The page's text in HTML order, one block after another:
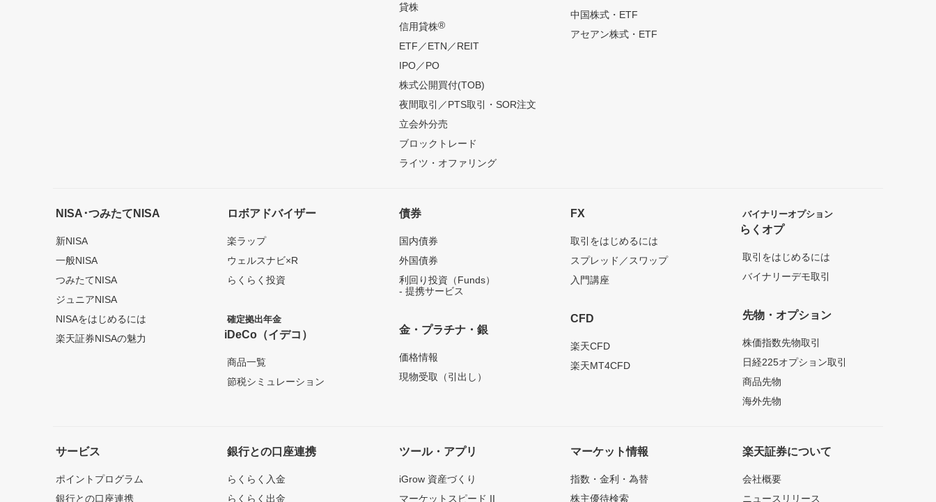
貸株
信用貸株®
ETF／ETN／REIT
IPO／PO
株式公開買付(TOB)
夜間取引／PTS取引・SOR注文
立会外分売
ブロックトレード
ライツ・オファリング
中国株式・ETF
アセアン株式・ETF
NISA･つみたてNISA
新NISA
一般NISA
つみたてNISA
ジュニアNISA
NISAをはじめるには
楽天証券NISAの魅力
ロボアドバイザー
楽ラップ
ウェルスナビ×R
らくらく投資
確定拠出年金
iDeCo（イデコ）
商品一覧
節税シミュレーション
債券
国内債券
外国債券
利回り投資（Funds）
- 提携サービス
金・プラチナ・銀
価格情報
現物受取（引出し）
FX
取引をはじめるには
スプレッド／スワップ
入門講座
CFD
楽天CFD
楽天MT4CFD
バイナリーオプション
らくオプ
取引をはじめるには
バイナリーデモ取引
先物・オプション
株価指数先物取引
日経225オプション取引
商品先物
海外先物
サービス
ポイントプログラム
銀行との口座連携
銀行との口座連携
らくらく入金
らくらく出金
ツール・アプリ
iGrow 資産づくり
マーケットスピード II
マーケット情報
指数・金利・為替
株主優待検索
楽天証券について
会社概要
ニュースリリース